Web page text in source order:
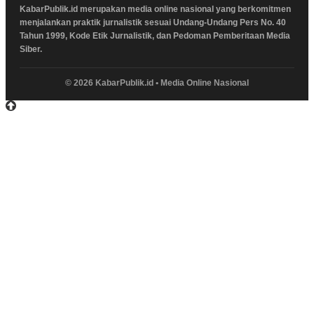
KabarPublik.id merupakan media online nasional yang berkomitmen
menjalankan praktik jurnalistik sesuai Undang-Undang Pers No. 40
Tahun 1999, Kode Etik Jurnalistik, dan Pedoman Pemberitaan Media
Siber.
© 2026 KabarPublik.id • Media Online Nasional